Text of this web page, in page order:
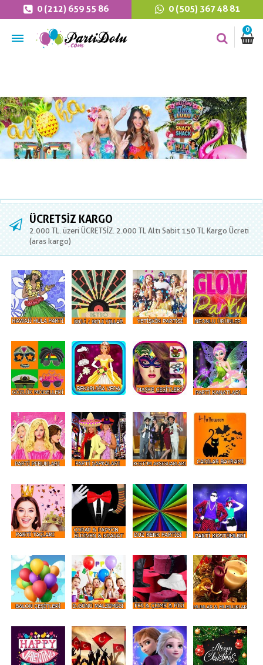
0 (212) 659 55 86 0 (505) 367 48 81
0
ÜCRETSIZ KARGO
2.000 TL. üzeri ÜCRETSİZ. 2.000 TL Altı Sabit 150 TL Kargo Ücreti
(aras kargo)